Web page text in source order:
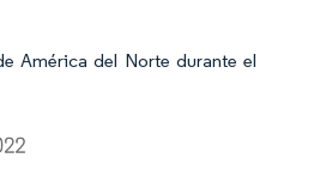
América del Norte durante el